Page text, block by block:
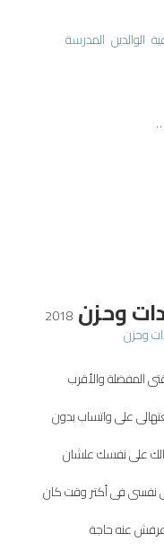
الوالدين المدرسة
وحزن 2018
المفضلة والأقرب
على واتساب بدون
على نفسك علشان
نفسى فى أكتر وقت كان
عنه حاجة